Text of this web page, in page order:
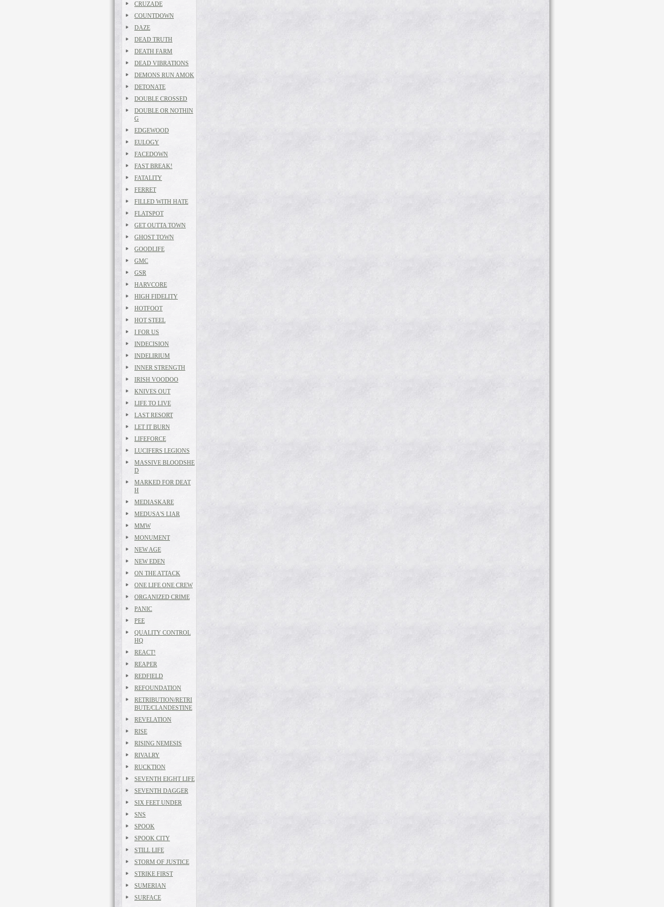
CRUZADE
COUNTDOWN
DAZE
DEAD TRUTH
DEATH FARM
DEAD VIBRATIONS
DEMONS RUN AMOK
DETONATE
DOUBLE CROSSED
DOUBLE OR NOTHIN
G
EDGEWOOD
EULOGY
FACEDOWN
FAST BREAK!
FATALITY
FERRET
FILLED WITH HATE
FLATSPOT
GET OUTTA TOWN
GHOST TOWN
GOODLIFE
GMC
GSR
HARVCORE
HIGH FIDELITY
HOTFOOT
HOT STEEL
I FOR US
INDECISION
INDELIRIUM
INNER STRENGTH
IRISH VOODOO
KNIVES OUT
LIFE TO LIVE
LAST RESORT
LET IT BURN
LIFEFORCE
LUCIFERS LEGIONS
MASSIVE BLOODSHE
D
MARKED FOR DEAT
H
MEDIASKARE
MEDUSA'S LIAR
MMW
MONUMENT
NEW AGE
NEW EDEN
ON THE ATTACK
ONE LIFE ONE CREW
ORGANIZED CRIME
PANIC
PEE
QUALITY CONTROL
HQ
REACT!
REAPER
REDFIELD
REFOUNDATION
RETRIBUTION/RETRI
BUTE/CLANDESTINE
REVELATION
RISE
RISING NEMESIS
RIVALRY
RUCKTION
SEVENTH EIGHT LIFE
SEVENTH DAGGER
SIX FEET UNDER
SNS
SPOOK
SPOOK CITY
STILL LIFE
STORM OF JUSTICE
STRIKE FIRST
SUMERIAN
SURFACE